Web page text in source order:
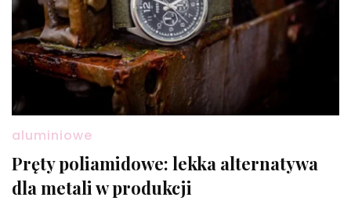
aluminiowe
Pręty poliamidowe: lekka alternatywa
dla metali w produkcji